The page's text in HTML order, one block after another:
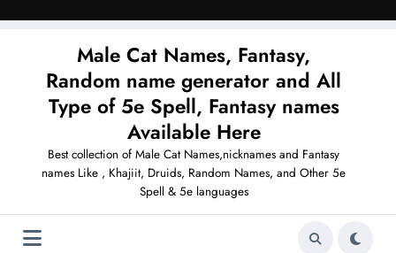
Male Cat Names, Fantasy,
Random name generator and All
Type of 5e Spell, Fantasy names
Available Here
Best collection of Male Cat Names,nicknames and Fantasy
names Like , Khajiit, Druids, Random Names, and Other 5e
Spell & 5e languages